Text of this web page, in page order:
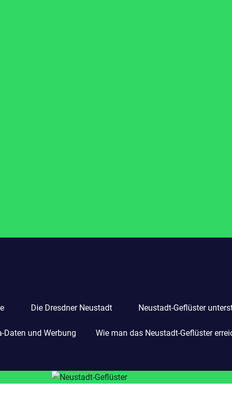
Die Dresdner Neustadt Neustadt-Geflüster
Daten und Werbung Wie man das Neustadt-Geflüster